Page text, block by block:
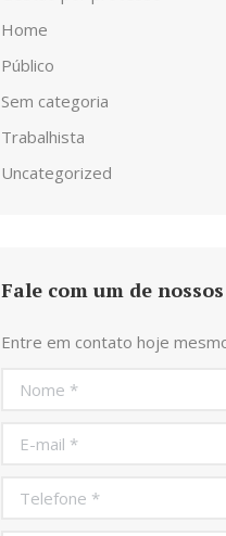
Home
Público
Sem categoria
Trabalhista
Uncategorized
Fale com um de
Entre em contato hoje
Nome *
E-mail *
Telefone *